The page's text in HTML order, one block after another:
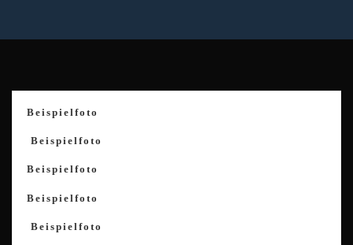
Beispielfoto
Beispielfoto
Beispielfoto
Beispielfoto
Beispielfoto